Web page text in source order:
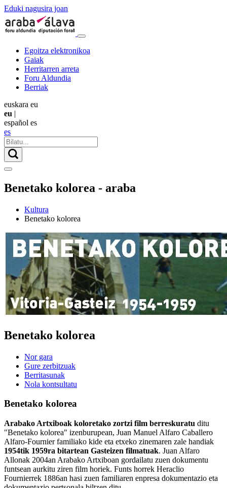
Eduki nagusira joan
Egoitza elektronikoa
Gaiak
Herritarren arreta
Foru Aldundia
Berriak
euskara eu
eu |
español es
es
Benetako kolorea - araba
Kultura
Benetako kolorea
Benetako kolorea
Nor gara
Gure zerbitzuak
Berritasunak
Nola kontsultatu
Benetako kolorea
Arabako Artxiboak koloretako zortzi film berreskuratu ditu
"Benetako kolorea" izenburupean, Juan Manuel Alfaro Caballero
Alfaro-Fournier familiako kide eta etxeko zinemaren zale handiak
1954tik 1959ra bitartean Gasteizen filmatuak. Juan Alfaro
Allonak 2004an Arabako Artxiboan gordailatu zuen dokumentu
funtsean aurkitu ziren film horiek. Funts horrek Heraclio
Fournierrek 1886an hasi zuen familiaren enpresa dokumentazio eta